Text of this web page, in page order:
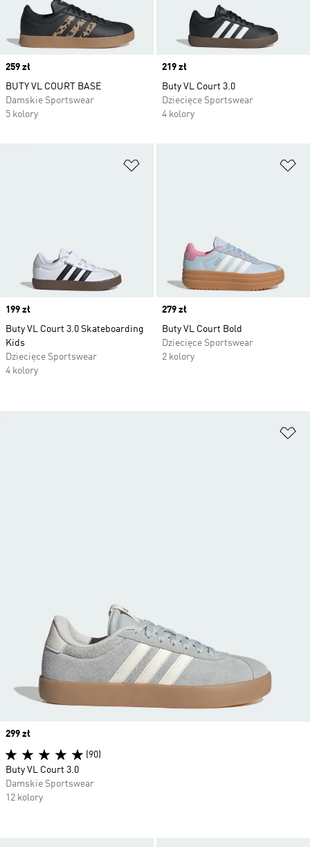
Price
259 zł
BUTY VL COURT BASE
Damskie Sportswear
5 kolory
Price
219 zł
Buty VL Court 3.0
Dziecięce Sportswear
4 kolory
Price
199 zł
Buty VL Court 3.0 Skateboarding
Kids
Dziecięce Sportswear
4 kolory
Price
279 zł
Buty VL Court Bold
Dziecięce Sportswear
2 kolory
Price
299 zł
(90)
Buty VL Court 3.0
Damskie Sportswear
12 kolory